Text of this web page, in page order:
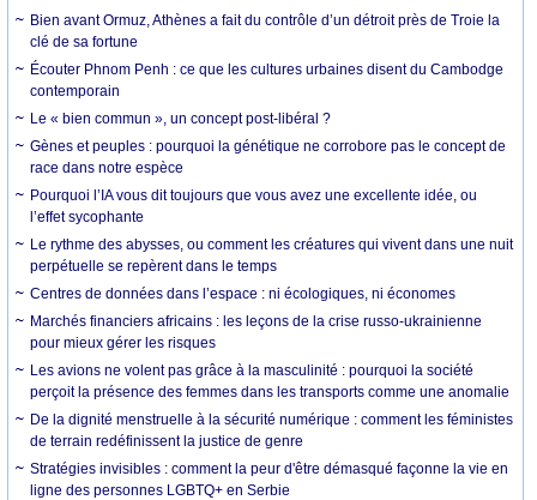
Bien avant Ormuz, Athènes a fait du contrôle d’un détroit près de Troie la
clé de sa fortune
Écouter Phnom Penh : ce que les cultures urbaines disent du Cambodge
contemporain
Le « bien commun », un concept post-libéral ?
Gènes et peuples : pourquoi la génétique ne corrobore pas le concept de
race dans notre espèce
Pourquoi l’IA vous dit toujours que vous avez une excellente idée, ou
l’effet sycophante
Le rythme des abysses, ou comment les créatures qui vivent dans une nuit
perpétuelle se repèrent dans le temps
Centres de données dans l’espace : ni écologiques, ni économes
Marchés financiers africains : les leçons de la crise russo-ukrainienne
pour mieux gérer les risques
Les avions ne volent pas grâce à la masculinité : pourquoi la société
perçoit la présence des femmes dans les transports comme une anomalie
De la dignité menstruelle à la sécurité numérique : comment les féministes
de terrain redéfinissent la justice de genre
Stratégies invisibles : comment la peur d'être démasqué façonne la vie en
ligne des personnes LGBTQ+ en Serbie